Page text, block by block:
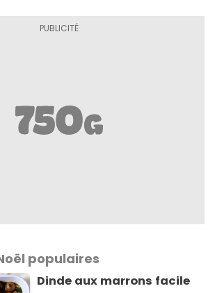
populaires
Dinde aux marrons facile